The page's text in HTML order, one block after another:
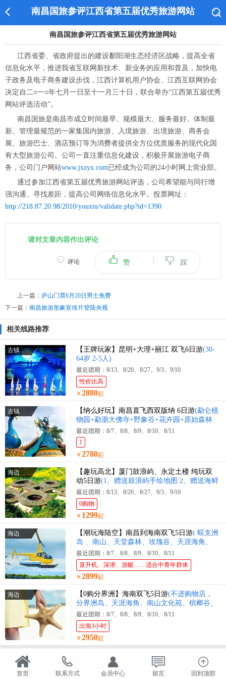
南昌国旅参评江西省第五届优秀旅游网站
南昌国旅参评江西省第五届优秀旅游网站
江西省委、省政府提出的建设鄱阳湖生态经济区战略，提高全省
信息化水平，推进我省互联网新技术、新业务的应用和普及，加快电
子政务及电子商务建设步伐，江西计算机用户协会、江西互联网协会
决定自二○一○年七月一日至十一月三十日，联合举办“江西第五届优秀
网站评选活动”。
南昌国旅是南昌市成立时间最早、规模最大、服务最好、体制最
新、管理最规范的一家集国内旅游、入境旅游、出境旅游、商务会
展、旅游巴士、酒店预订等为消费者提供全方位优质服务的现代化国
有大型旅游公司。公司一直注重信息化建设，积极开展旅游电子商
务，公司门户网站www.jxzyx.com已经成为公司的24小时网上营业部。
通过参加江西省第五届优秀旅游网站评选，公司希望能与同行增
强沟通、寻找差距，提高公司网络信息化水平。投票网址：
http://218.87.20.98/2010/youxiu/validate.php?id=1390
请对文章内容作出评论
赞 踩
评论
上一篇： 庐山门票6月20日男士免费
下一篇： 南昌旅游形象宣传片登陆央视
相关线路推荐
古镇 【王牌玩家】昆明+大理+丽江 双飞6日游(30-
64岁 2-5人)
最近团期：8/13、8/20、8/27、9/3、9/10
性价比高
￥ 2880起
古镇 【纳么好玩】南昌直飞西双版纳 6日游(勐仑植
物园+勐泐大佛寺+野象谷+花卉园+原始森林
公园+花卉园+曼迈集市+星光夜市)
最近团期：8/7、8/8、8/9、8/10、8/11
1
￥ 2780起
海边
【趣玩高北】厦门鼓浪屿、永定土楼 纯玩双
动5日游(1、赠送鼓浪屿手绘地图 2、赠送海鲜
大咖锅)
最近团期：8/13、8/20、8/27、9/3、9/10
0购物
￥ 1299起
海边 【潮玩海陆空】南昌到海南双飞5日游( 蜈支洲
岛 、南山、天堂森林、玫瑰谷、天涯海角、
直升机体验、豪华游艇出海 )
最近团期：8/7、8/8、8/9、8/10、8/11
直升机、深潜、游艇……适合中青年群体
￥ 2899起
海边 【0购分界洲】海南双飞5日游(不进购物店，
分界洲岛、天涯海角、南山文化苑、槟榔谷、
黎王夜宴)
最近团期：8/7、8/8、8/9、8/10、8/11
出海3小时
￥ 2950起
首页 联系方式 会员中心 留言 回到顶部